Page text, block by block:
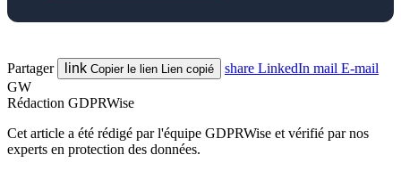
Partager link Copier le lien Lien copié share LinkedIn mail E-mail
GW
Rédaction GDPRWise
Cet article a été rédigé par l'équipe GDPRWise et vérifié par nos
experts en protection des données.